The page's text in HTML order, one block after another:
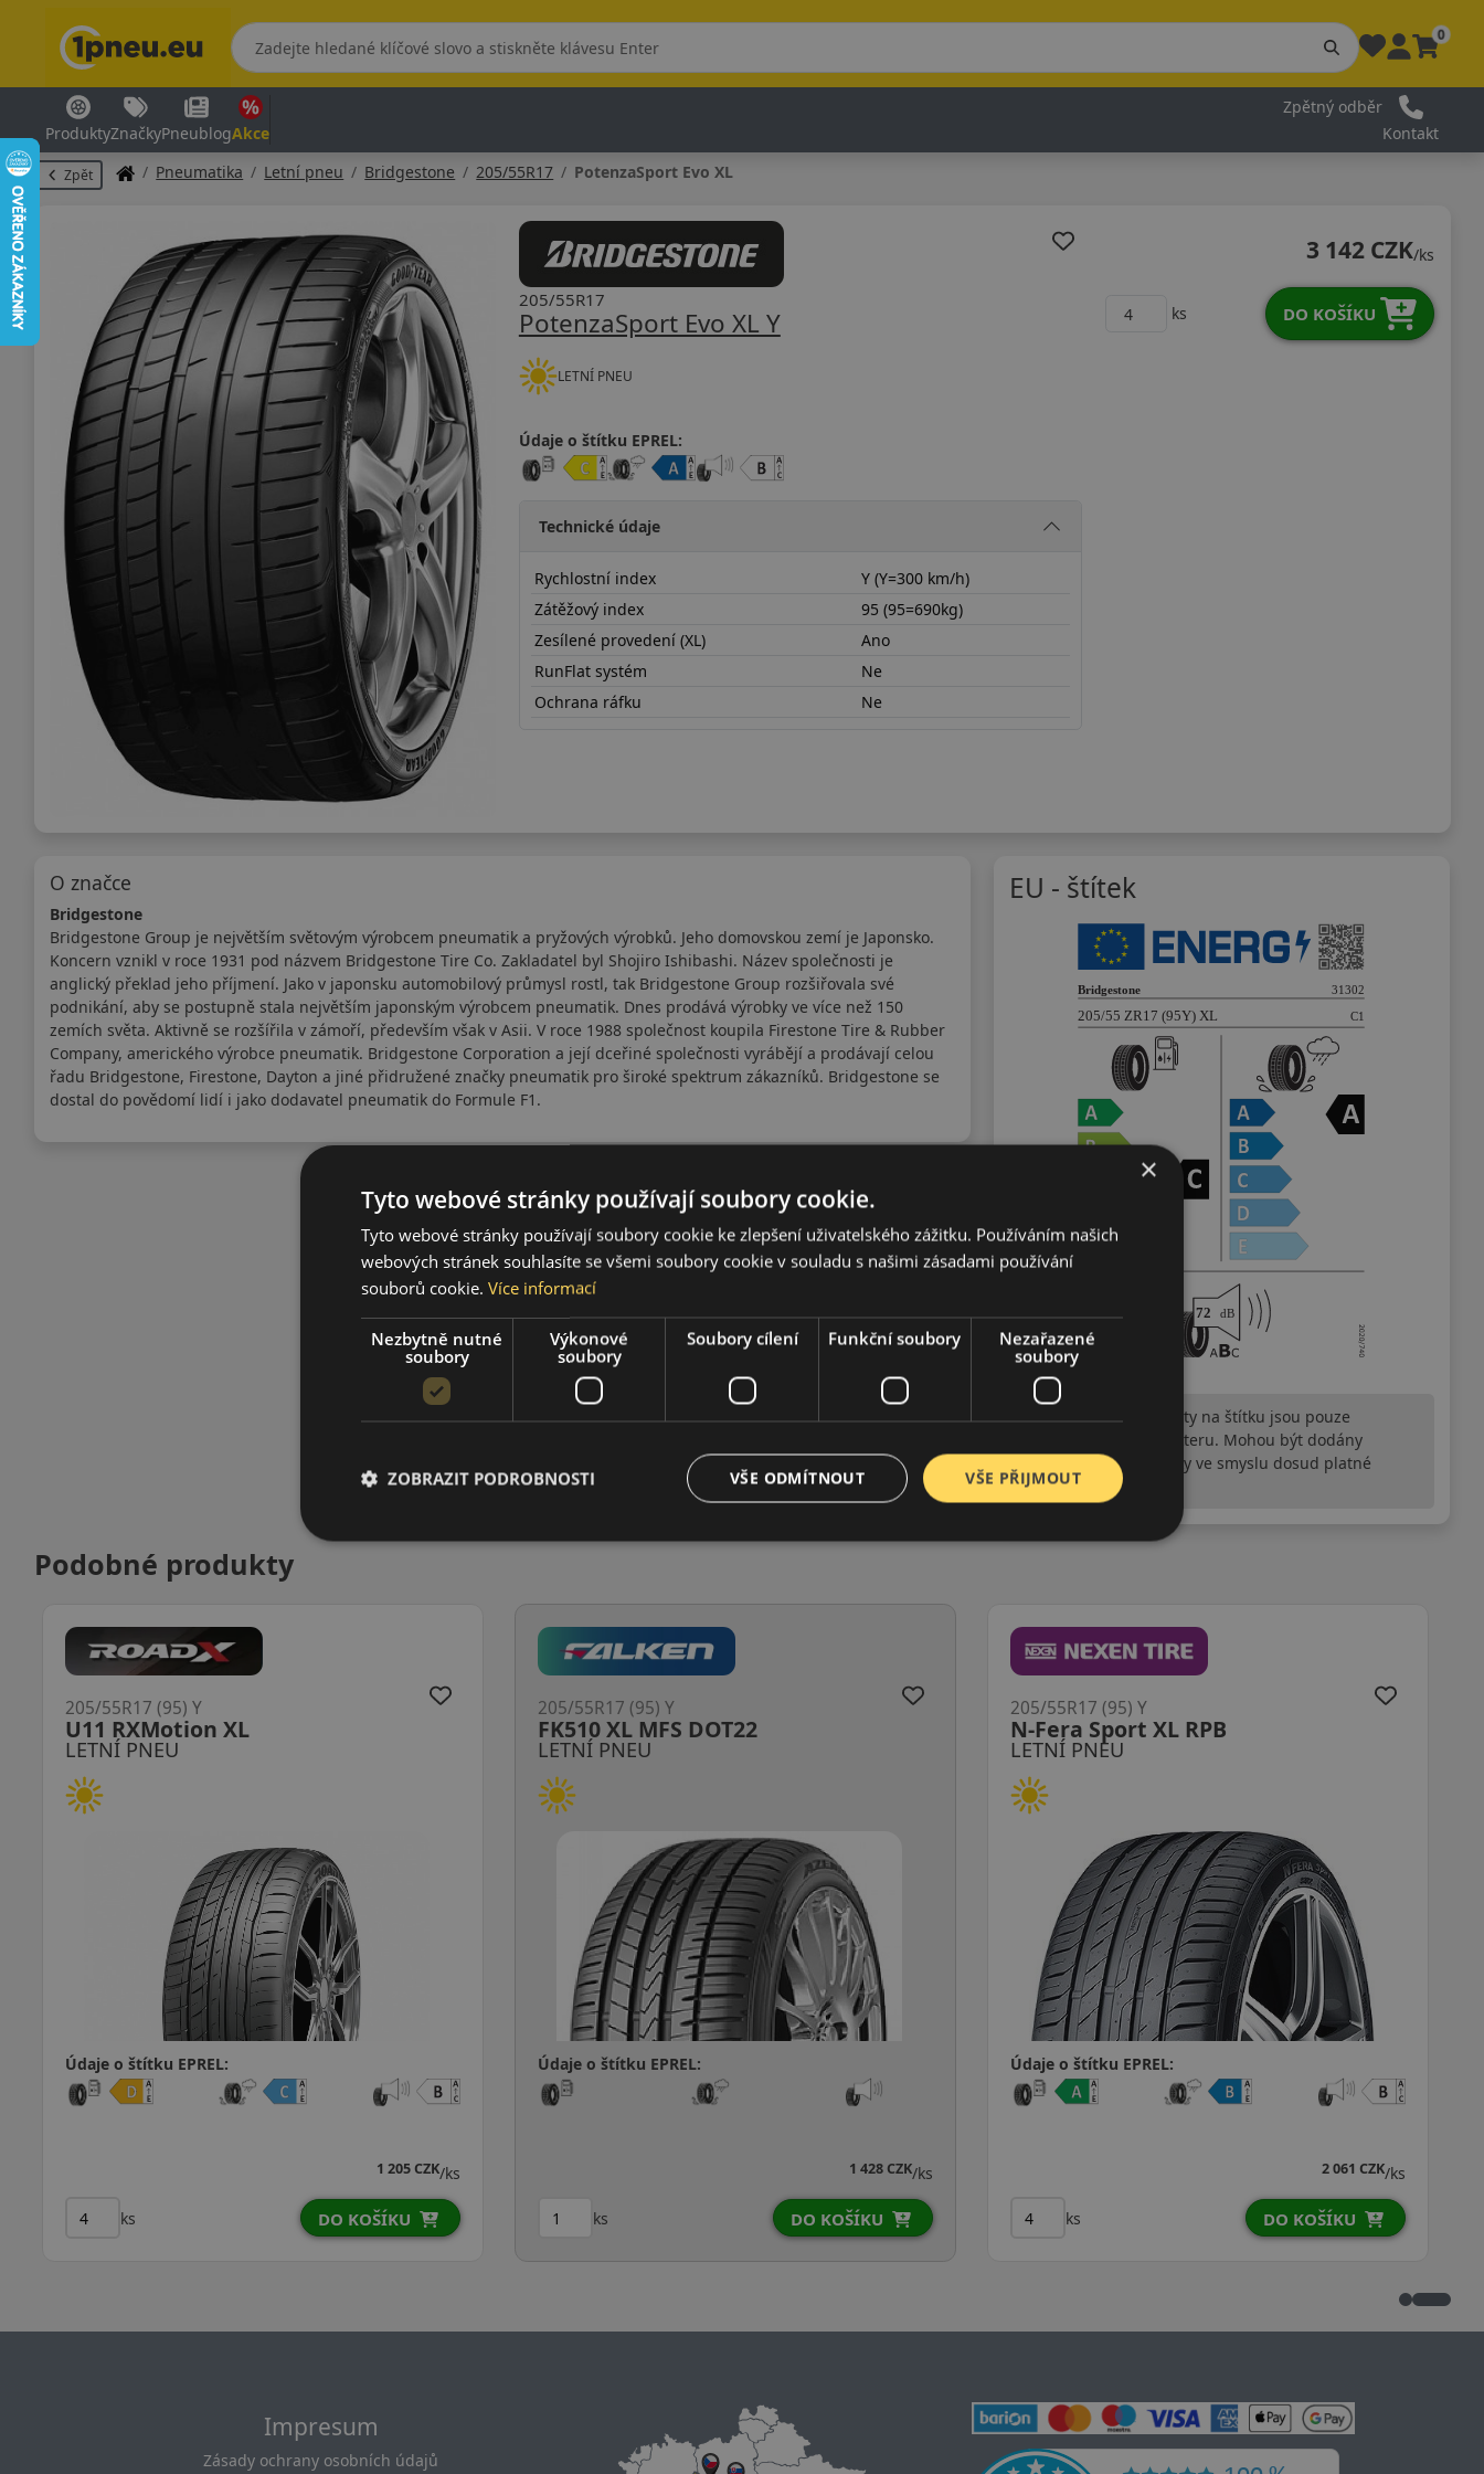
0
ProduktyZnačkyPneublogAkce
Zpětný odběr
Kontakt
Zpět Pneumatika Letní pneu Bridgestone 205/55R17 PotenzaSport Evo XL
PotenzaSport Evo XL Y
205/55R17
LETNÍ PNEU
Údaje o štítku EPREL:
Technické údaje
Rychlostní index
Y (Y=300 km/h)
Zátěžový index
95 (95=690kg)
Zesílené provedení (XL)
Ano
RunFlat systém
Ne
Ochrana ráfku
Ne
3 142 CZK/ks
ks DO KOŠÍKU
O značce
Bridgestone
Bridgestone Group je největším světovým výrobcem pneumatik a pryžových výrobků. Jeho domovskou zemí je Japonsko.
Koncern vznikl v roce 1931 pod názvem Bridgestone Tire Co. Zakladatel byl Shojiro Ishibashi. Název společnosti je
anglický překlad jeho příjmení. Jako v japonsku automobilový průmysl rostl, tak Bridgestone Group rozšiřovala své
podnikání, aby se postupně stala největším japonským výrobcem pneumatik. Dnes prodává výrobky ve více než 150
zemích světa. Aktivně se rozšířila v zámoří, především však v Asii. V roce 1988 společnost koupila Firestone Tire & Rubber
Company, amerického výrobce pneumatik. Bridgestone Corporation a její dceřiné společnosti vyrábějí a prodávají celou
řadu Bridgestone, Firestone, Dayton a jiné přidružené značky pneumatik pro široké spektrum zákazníků. Bridgestone se
dostal do povědomí lidí i jako dodavatel pneumatik do Formule F1.
EU - štítek
Upozornění! Hodnoty na štítku jsou pouze
informativního charakteru. Mohou být dodány
pneumatiky is EU štítky ve smyslu dosud platné
(předchozí) legislativy.
Podobné produkty
LETNÍ PNEU
DH51 RXMotion Performa XL
205/55R17 (95) Y
Údaje o štítku EPREL:
1 042 CZK
DO KOŠÍKU
LETNÍ PNEU
U11 RXMotion XL
205/55R17 (95) Y
Údaje o štítku EPREL:
1 205 CZK
DO KOŠÍKU
LETNÍ PNEU
FK510 XL MFS DOT22
205/55R17 (95) Y
Údaje o štítku EPREL:
1 428 CZK
DO KOŠÍKU
Impresum
Zásady ochrany osobních údajů
×
Tyto webové stránky používají soubory cookie.
Tyto webové stránky používají soubory cookie ke zlepšení uživatelského zážitku. Používáním našich
webových stránek souhlasíte se všemi soubory cookie v souladu s našimi zásadami používání
souborů cookie. Více informací
Nezbytně nutné
soubory
Výkonové
soubory
Soubory cílení Funkční soubory
Nezařazené
soubory
VŠE PŘIJMOUT
VŠE ODMÍTNOUT
ZOBRAZIT PODROBNOSTI